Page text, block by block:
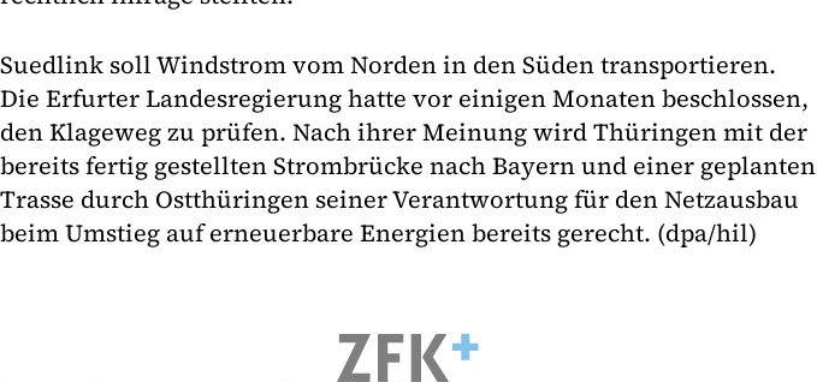
Suedlink soll Windstrom vom Norden in den Süden transportieren.
Die Erfurter Landesregierung hatte vor einigen Monaten beschlossen,
den Klageweg zu prüfen. Nach ihrer Meinung wird Thüringen mit der
bereits fertig gestellten Strombrücke nach Bayern und einer geplanten
Trasse durch Ostthüringen seiner Verantwortung für den Netzausbau
beim Umstieg auf erneuerbare Energien bereits gerecht. (dpa/hil)